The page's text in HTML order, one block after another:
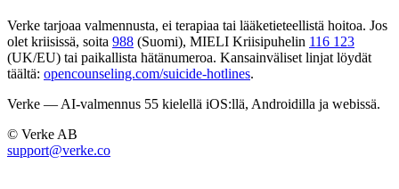
Verke tarjoaa valmennusta, ei terapiaa tai lääketieteellistä hoitoa. Jos
olet kriisissä, soita 988 (Suomi), MIELI Kriisipuhelin 116 123
(UK/EU) tai paikallista hätänumeroa. Kansainväliset linjat löydät
täältä: opencounseling.com/suicide-hotlines.
Verke — AI-valmennus 55 kielellä iOS:llä, Androidilla ja webissä.
© Verke AB
support@verke.co